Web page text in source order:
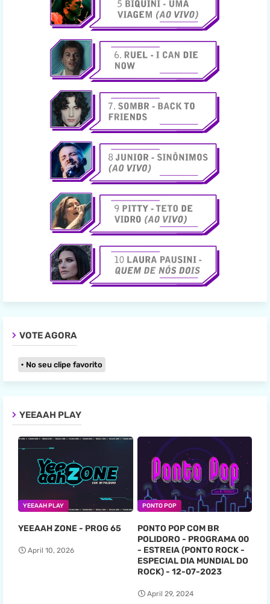
VOTE AGORA
No seu clipe favorito
YEEAAH PLAY
YEEAAH PLAY
YEEAAH ZONE - PROG 65
April 10, 2026
PONTO POP
PONTO POP COM BR
POLIDORO - PROGRAMA 00
- ESTREIA (PONTO ROCK -
ESPECIAL DIA MUNDIAL DO
ROCK) - 12-07-2023
April 29, 2024